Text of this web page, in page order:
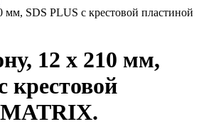
мм, SDS PLUS c крестовой пластиной
12 x 210 мм,
крестовой